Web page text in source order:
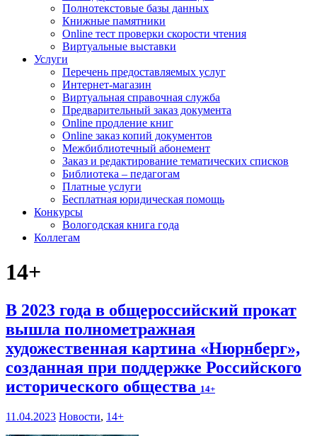
Полнотекстовые базы данных
Книжные памятники
Online тест проверки скорости чтения
Виртуальные выставки
Услуги
Перечень предоставляемых услуг
Интернет-магазин
Виртуальная справочная служба
Предварительный заказ документа
Online продление книг
Online заказ копий документов
Межбиблиотечный абонемент
Заказ и редактирование тематических списков
Библиотека – педагогам
Платные услуги
Бесплатная юридическая помощь
Конкурсы
Вологодская книга года
Коллегам
14+
В 2023 года в общероссийский прокат
вышла полнометражная
художественная картина «Нюрнберг»,
созданная при поддержке Российского
исторического общества 14+
11.04.2023 Новости, 14+